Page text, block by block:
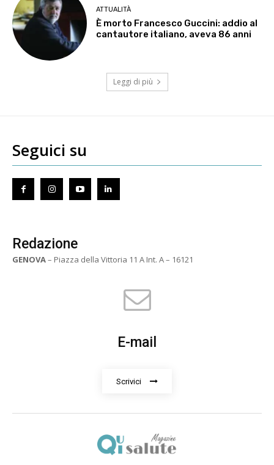
ATTUALITÀ
È morto Francesco Guccini: addio al
cantautore italiano, aveva 86 anni
Leggi di più
Seguici su
Redazione
GENOVA– Piazza della Vittoria 11 A Int. A – 16121
E-mail
Scrivici